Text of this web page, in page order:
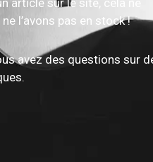
l’avons pas en stock !
avez des questions sur